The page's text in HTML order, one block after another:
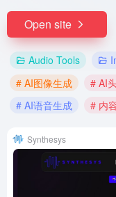
Open site
Audio Tools
# AI图像生成
# AI
# AI语音生成
# 内
Synthesys